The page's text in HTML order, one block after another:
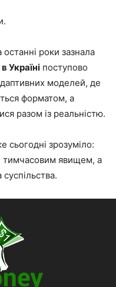
останні роки зазнала
Україні поступово
моделей, де
форматом, а
разом із реальністю.
зрозуміло:
тимчасовим явищем, а